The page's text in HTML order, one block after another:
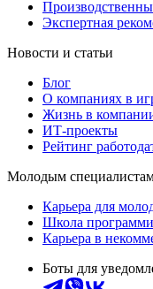
Экспертная
Новости и статьи
Блог
О компаниях в
Жизнь в
ИТ-проекты
Рейтинг
Молодым
Карьера для
Школа
Карьера в
Боты для